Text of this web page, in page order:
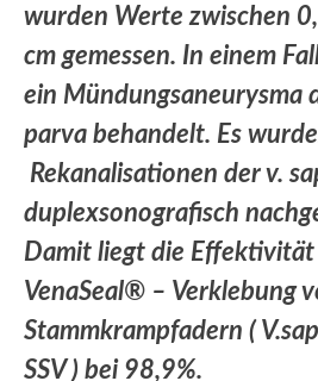
wurden Werte zwischen
cm gemessen. In einem
ein Mündungsaneurysma
parva behandelt. Es
Rekanalisationen der v.
duplexsonografisch
Damit liegt die
VenaSeal® – Verklebung
Stammkrampfadern (
SSV ) bei 98,9%.